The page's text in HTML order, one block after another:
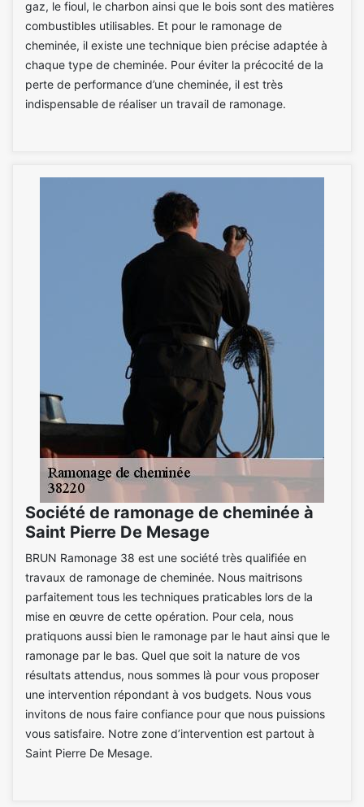
gaz, le fioul, le charbon ainsi que le bois sont des matières
combustibles utilisables. Et pour le ramonage de
cheminée, il existe une technique bien précise adaptée à
chaque type de cheminée. Pour éviter la précocité de la
perte de performance d’une cheminée, il est très
indispensable de réaliser un travail de ramonage.
Société de ramonage de cheminée à
Saint Pierre De Mesage
BRUN Ramonage 38 est une société très qualifiée en
travaux de ramonage de cheminée. Nous maitrisons
parfaitement tous les techniques praticables lors de la
mise en œuvre de cette opération. Pour cela, nous
pratiquons aussi bien le ramonage par le haut ainsi que le
ramonage par le bas. Quel que soit la nature de vos
résultats attendus, nous sommes là pour vous proposer
une intervention répondant à vos budgets. Nous vous
invitons de nous faire confiance pour que nous puissions
vous satisfaire. Notre zone d’intervention est partout à
Saint Pierre De Mesage.